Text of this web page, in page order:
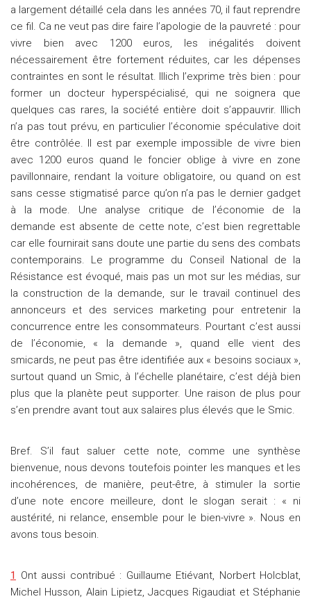
a largement détaillé cela dans les années 70, il faut reprendre
ce fil. Ca ne veut pas dire faire l’apologie de la pauvreté : pour
vivre bien avec 1200 euros, les inégalités doivent
nécessairement être fortement réduites, car les dépenses
contraintes en sont le résultat. Illich l’exprime très bien : pour
former un docteur hyperspécialisé, qui ne soignera que
quelques cas rares, la société entière doit s’appauvrir. Illich
n’a pas tout prévu, en particulier l’économie spéculative doit
être contrôlée. Il est par exemple impossible de vivre bien
avec 1200 euros quand le foncier oblige à vivre en zone
pavillonnaire, rendant la voiture obligatoire, ou quand on est
sans cesse stigmatisé parce qu’on n’a pas le dernier gadget
à la mode. Une analyse critique de l’économie de la
demande est absente de cette note, c’est bien regrettable
car elle fournirait sans doute une partie du sens des combats
contemporains. Le programme du Conseil National de la
Résistance est évoqué, mais pas un mot sur les médias, sur
la construction de la demande, sur le travail continuel des
annonceurs et des services marketing pour entretenir la
concurrence entre les consommateurs. Pourtant c’est aussi
de l’économie, « la demande », quand elle vient des
smicards, ne peut pas être identifiée aux « besoins sociaux »,
surtout quand un Smic, à l’échelle planétaire, c’est déjà bien
plus que la planète peut supporter. Une raison de plus pour
s’en prendre avant tout aux salaires plus élevés que le Smic.
Bref. S’il faut saluer cette note, comme une synthèse
bienvenue, nous devons toutefois pointer les manques et les
incohérences, de manière, peut-être, à stimuler la sortie
d’une note encore meilleure, dont le slogan serait : « ni
austérité, ni relance, ensemble pour le bien-vivre ». Nous en
avons tous besoin.
1
Ont aussi contribué : Guillaume Etiévant, Norbert Holcblat,
Michel Husson, Alain Lipietz, Jacques Rigaudiat et Stéphanie